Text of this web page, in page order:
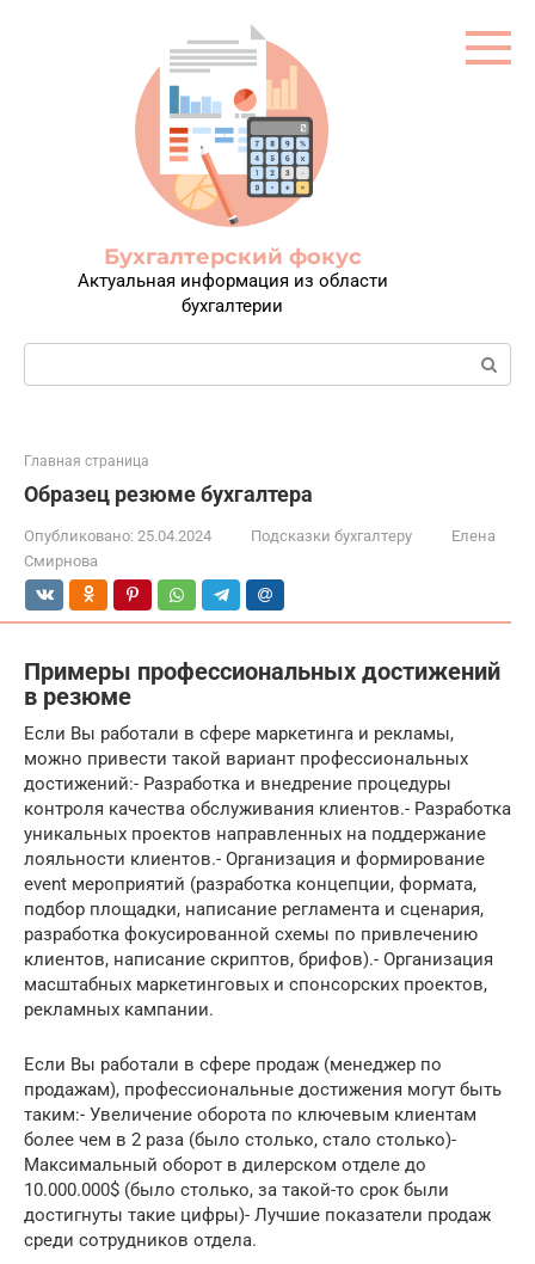
Бухгалтерский фокус
Актуальная информация из области
бухгалтерии
Поиск:
Главная страница
Образец резюме бухгалтера
Опубликовано: 25.04.2024 Подсказки бухгалтеру
Елена
Смирнова
Примеры профессиональных достижений
в резюме
Если Вы работали в сфере маркетинга и рекламы,
можно привести такой вариант профессиональных
достижений:- Разработка и внедрение процедуры
контроля качества обслуживания клиентов.- Разработка
уникальных проектов направленных на поддержание
лояльности клиентов.- Организация и формирование
event мероприятий (разработка концепции, формата,
подбор площадки, написание регламента и сценария,
разработка фокусированной схемы по привлечению
клиентов, написание скриптов, брифов).- Организация
масштабных маркетинговых и спонсорских проектов,
рекламных кампании.
Если Вы работали в сфере продаж (менеджер по
продажам), профессиональные достижения могут быть
таким:- Увеличение оборота по ключевым клиентам
более чем в 2 раза (было столько, стало столько)-
Максимальный оборот в дилерском отделе до
10.000.000$ (было столько, за такой-то срок были
достигнуты такие цифры)- Лучшие показатели продаж
среди сотрудников отдела.